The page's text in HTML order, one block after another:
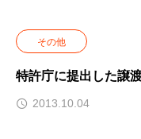
その他
特許庁に提出した譲
2013.10.04